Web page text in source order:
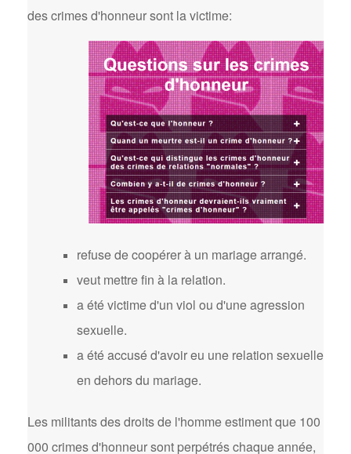
des crimes d'honneur sont la victime:
refuse de coopérer à un mariage arrangé.
veut mettre fin à la relation.
a été victime d'un viol ou d'une agression
sexuelle.
a été accusé d'avoir eu une relation sexuelle
en dehors du mariage.
Les militants des droits de l'homme estiment que 100
000 crimes d'honneur sont perpétrés chaque année,